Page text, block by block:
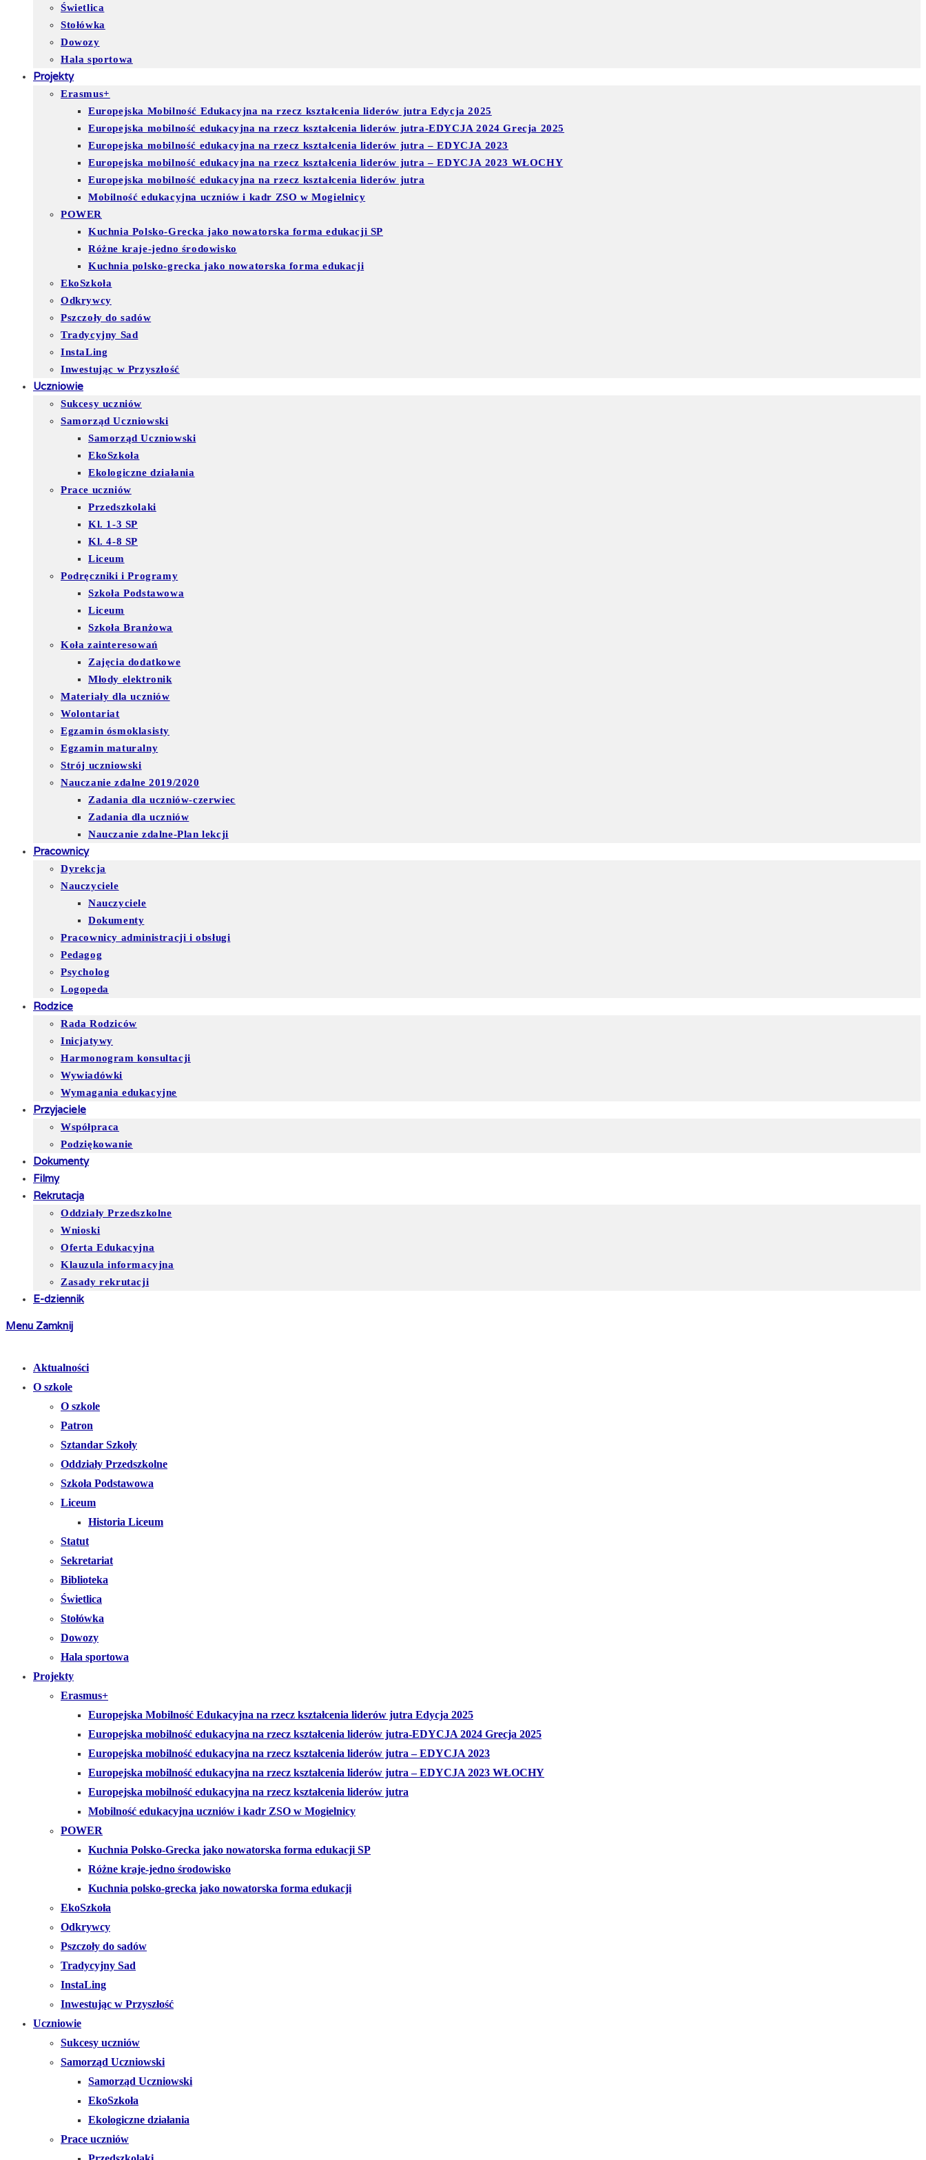
Świetlica
Stołówka
Dowozy
Hala sportowa
Projekty
Erasmus+
Europejska Mobilność Edukacyjna na rzecz kształcenia liderów jutra Edycja 2025
Europejska mobilność edukacyjna na rzecz kształcenia liderów jutra-EDYCJA 2024 Grecja 2025
Europejska mobilność edukacyjna na rzecz kształcenia liderów jutra – EDYCJA 2023
Europejska mobilność edukacyjna na rzecz kształcenia liderów jutra – EDYCJA 2023 WŁOCHY
Europejska mobilność edukacyjna na rzecz kształcenia liderów jutra
Mobilność edukacyjna uczniów i kadr ZSO w Mogielnicy
POWER
Kuchnia Polsko-Grecka jako nowatorska forma edukacji SP
Różne kraje-jedno środowisko
Kuchnia polsko-grecka jako nowatorska forma edukacji
EkoSzkoła
Odkrywcy
Pszczoły do sadów
Tradycyjny Sad
InstaLing
Inwestując w Przyszłość
Uczniowie
Sukcesy uczniów
Samorząd Uczniowski
Samorząd Uczniowski
EkoSzkoła
Ekologiczne działania
Prace uczniów
Przedszkolaki
Kl. 1-3 SP
Kl. 4-8 SP
Liceum
Podręczniki i Programy
Szkoła Podstawowa
Liceum
Szkoła Branżowa
Koła zainteresowań
Zajęcia dodatkowe
Młody elektronik
Materiały dla uczniów
Wolontariat
Egzamin ósmoklasisty
Egzamin maturalny
Strój uczniowski
Nauczanie zdalne 2019/2020
Zadania dla uczniów-czerwiec
Zadania dla uczniów
Nauczanie zdalne-Plan lekcji
Pracownicy
Dyrekcja
Nauczyciele
Nauczyciele
Dokumenty
Pracownicy administracji i obsługi
Pedagog
Psycholog
Logopeda
Rodzice
Rada Rodziców
Inicjatywy
Harmonogram konsultacji
Wywiadówki
Wymagania edukacyjne
Przyjaciele
Współpraca
Podziękowanie
Dokumenty
Filmy
Rekrutacja
Oddziały Przedszkolne
Wnioski
Oferta Edukacyjna
Klauzula informacyjna
Zasady rekrutacji
E-dziennik
Menu Zamknij
Aktualności
O szkole
O szkole
Patron
Sztandar Szkoły
Oddziały Przedszkolne
Szkoła Podstawowa
Liceum
Historia Liceum
Statut
Sekretariat
Biblioteka
Świetlica
Stołówka
Dowozy
Hala sportowa
Projekty
Erasmus+
Europejska Mobilność Edukacyjna na rzecz kształcenia liderów jutra Edycja 2025
Europejska mobilność edukacyjna na rzecz kształcenia liderów jutra-EDYCJA 2024 Grecja 2025
Europejska mobilność edukacyjna na rzecz kształcenia liderów jutra – EDYCJA 2023
Europejska mobilność edukacyjna na rzecz kształcenia liderów jutra – EDYCJA 2023 WŁOCHY
Europejska mobilność edukacyjna na rzecz kształcenia liderów jutra
Mobilność edukacyjna uczniów i kadr ZSO w Mogielnicy
POWER
Kuchnia Polsko-Grecka jako nowatorska forma edukacji SP
Różne kraje-jedno środowisko
Kuchnia polsko-grecka jako nowatorska forma edukacji
EkoSzkoła
Odkrywcy
Pszczoły do sadów
Tradycyjny Sad
InstaLing
Inwestując w Przyszłość
Uczniowie
Sukcesy uczniów
Samorząd Uczniowski
Samorząd Uczniowski
EkoSzkoła
Ekologiczne działania
Prace uczniów